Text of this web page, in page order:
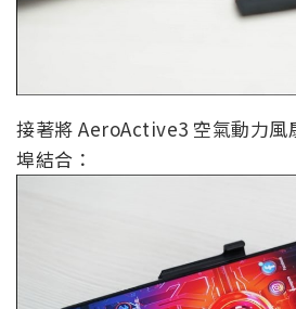
接著將 AeroActive3 空氣動力風
埠結合：